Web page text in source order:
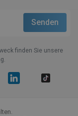
finden Sie unsere